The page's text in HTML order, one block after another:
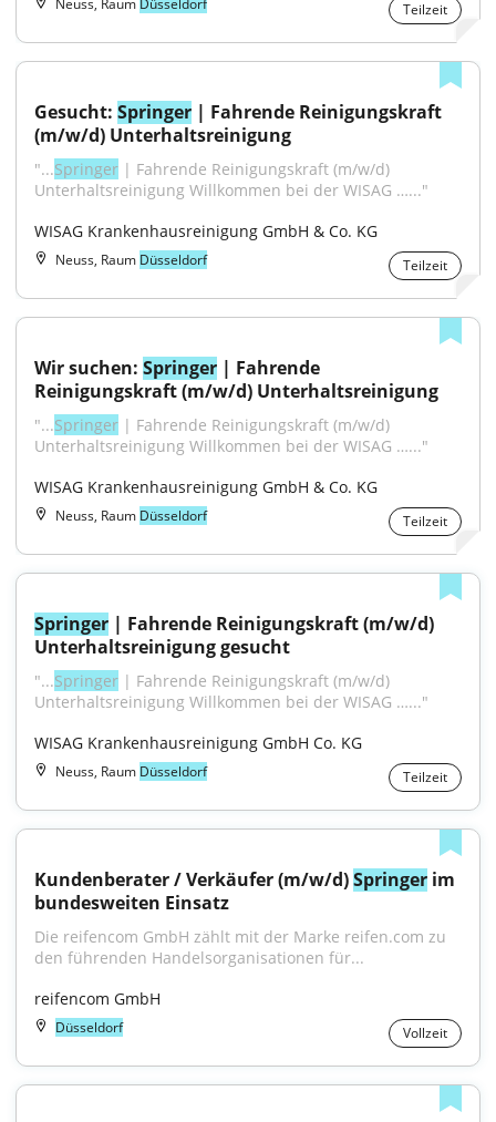
Neuss, Raum Düsseldorf Teilzeit
Gesucht: Springer | Fahrende Reinigungskraft
(m/w/d) Unterhaltsreinigung
"...Springer | Fahrende Reinigungskraft (m/w/d)
Unterhaltsreinigung Willkommen bei der WISAG …..."
WISAG Krankenhausreinigung GmbH & Co. KG
Neuss, Raum Düsseldorf Teilzeit
Wir suchen: Springer | Fahrende
Reinigungskraft (m/w/d) Unterhaltsreinigung
"...Springer | Fahrende Reinigungskraft (m/w/d)
Unterhaltsreinigung Willkommen bei der WISAG …..."
WISAG Krankenhausreinigung GmbH & Co. KG
Neuss, Raum Düsseldorf Teilzeit
Springer | Fahrende Reinigungskraft (m/w/d)
Unterhaltsreinigung gesucht
"...Springer | Fahrende Reinigungskraft (m/w/d)
Unterhaltsreinigung Willkommen bei der WISAG …..."
WISAG Krankenhausreinigung GmbH Co. KG
Neuss, Raum Düsseldorf Teilzeit
Kundenberater / Verkäufer (m/w/d) Springer im
bundesweiten Einsatz
Die reifencom GmbH zählt mit der Marke reifen.com zu
den führenden Handelsorganisationen für...
reifencom GmbH
Düsseldorf Vollzeit